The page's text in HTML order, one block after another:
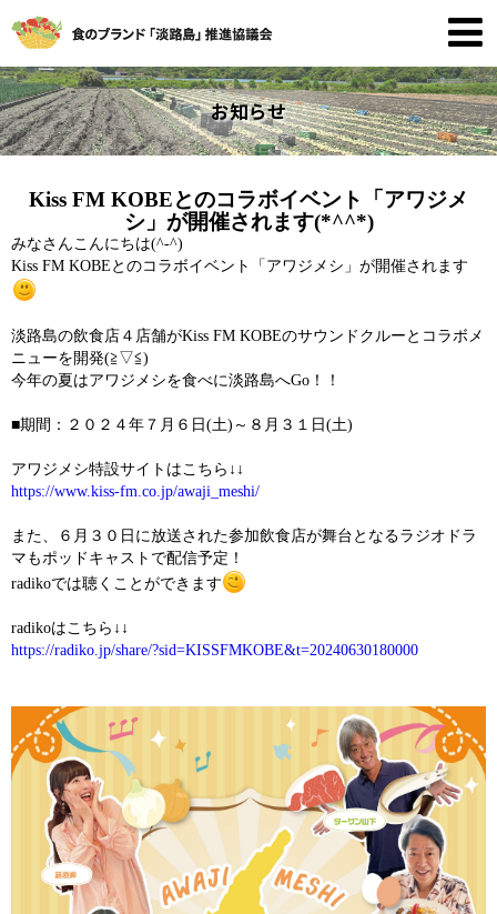
お知らせ
Kiss FM KOBEとのコラボイベント「アワジメ
シ」が開催されます(*^^*)
みなさんこんにちは(^-^)
Kiss FM KOBEとのコラボイベント「アワジメシ」が開催されます
淡路島の飲食店４店舗がKiss FM KOBEのサウンドクルーとコラボメ
ニューを開発(≧▽≦)
今年の夏はアワジメシを食べに淡路島へGo！！
■期間：２０２４年７月６日(土)～８月３１日(土)
アワジメシ特設サイトはこちら↓↓
https://www.kiss-fm.co.jp/awaji_meshi/
また、６月３０日に放送された参加飲食店が舞台となるラジオドラ
マもポッドキャストで配信予定！
radikoでは聴くことができます
radikoはこちら↓↓
https://radiko.jp/share/?sid=KISSFMKOBE&t=20240630180000